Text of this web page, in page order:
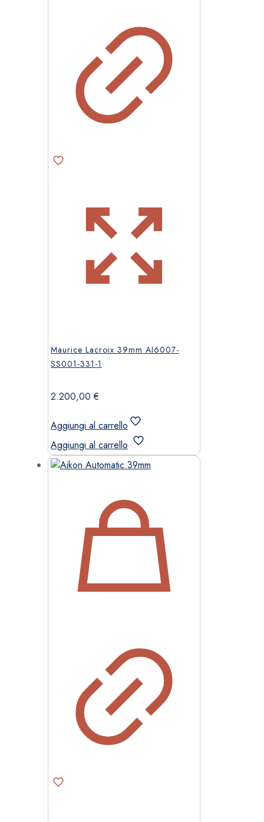
Maurice Lacroix 39mm AI6007-
SS001-331-1
2.200,00€
Aggiungi al carrello
Aggiungi al carrello